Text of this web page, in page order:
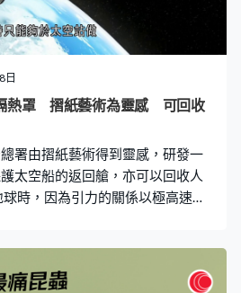
經人工智能分析後才轉駁到脊髓
雙腳的訊號更流暢，動作變得更
以前是電極刺激控制自己，現在
極刺激，往後奧斯卡姆只要繼續
來愈好。
日
熱罩 摺紙藝術為靈感 可回收
總署由摺紙藝術得到靈感，研發一
太空船的返回艙，亦可以回收人
時，因為引力的關係以極高速度
式，製作可以伸縮的隔熱罩，在